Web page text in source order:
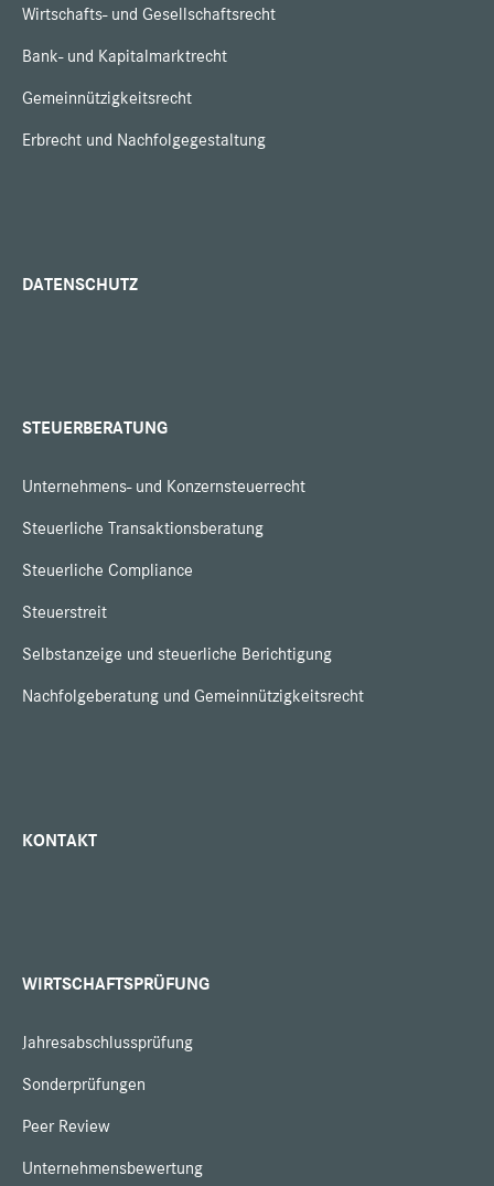
Wirtschafts- und Gesellschaftsrecht
Bank- und Kapitalmarktrecht
Gemeinnützigkeitsrecht
Erbrecht und Nachfolgegestaltung
DATENSCHUTZ
STEUERBERATUNG
Unternehmens- und Konzernsteuerrecht
Steuerliche Transaktionsberatung
Steuerliche Compliance
Steuerstreit
Selbstanzeige und steuerliche Berichtigung
Nachfolgeberatung und Gemeinnützigkeitsrecht
KONTAKT
WIRTSCHAFTSPRÜFUNG
Jahresabschlussprüfung
Sonderprüfungen
Peer Review
Unternehmensbewertung